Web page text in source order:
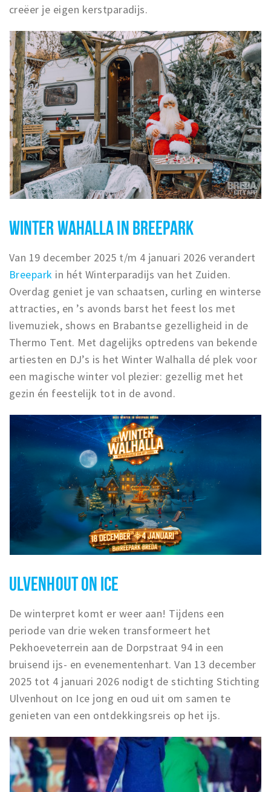
creëer je eigen kerstparadijs.
WINTER WAHALLA IN BREEPARK
Van 19 december 2025 t/m 4 januari 2026 verandert
Breepark in hét Winterparadijs van het Zuiden.
Overdag geniet je van schaatsen, curling en winterse
attracties, en ’s avonds barst het feest los met
livemuziek, shows en Brabantse gezelligheid in de
Thermo Tent. Met dagelijks optredens van bekende
artiesten en DJ’s is het Winter Walhalla dé plek voor
een magische winter vol plezier: gezellig met het
gezin én feestelijk tot in de avond.
ULVENHOUT ON ICE
De winterpret komt er weer aan! Tijdens een
periode van drie weken transformeert het
Pekhoeveterrein aan de Dorpstraat 94 in een
bruisend ijs- en evenementenhart. Van 13 december
2025 tot 4 januari 2026 nodigt de stichting Stichting
Ulvenhout on Ice jong en oud uit om samen te
genieten van een ontdekkingsreis op het ijs.